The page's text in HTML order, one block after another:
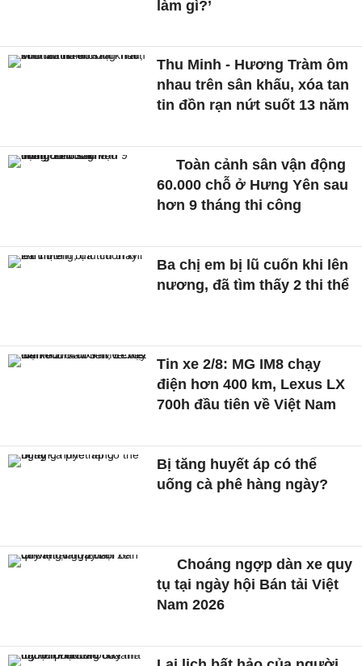
làm gì?’
Thu Minh - Hương Tràm ôm
nhau trên sân khấu, xóa tan
tin đồn rạn nứt suốt 13 năm
Toàn cảnh sân vận động
60.000 chỗ ở Hưng Yên sau
hơn 9 tháng thi công
Ba chị em bị lũ cuốn khi lên
nương, đã tìm thấy 2 thi thể
Tin xe 2/8: MG IM8 chạy
điện hơn 400 km, Lexus LX
700h đầu tiên về Việt Nam
Bị tăng huyết áp có thể
uống cà phê hàng ngày?
Choáng ngợp dàn xe quy
tụ tại ngày hội Bán tải Việt
Nam 2026